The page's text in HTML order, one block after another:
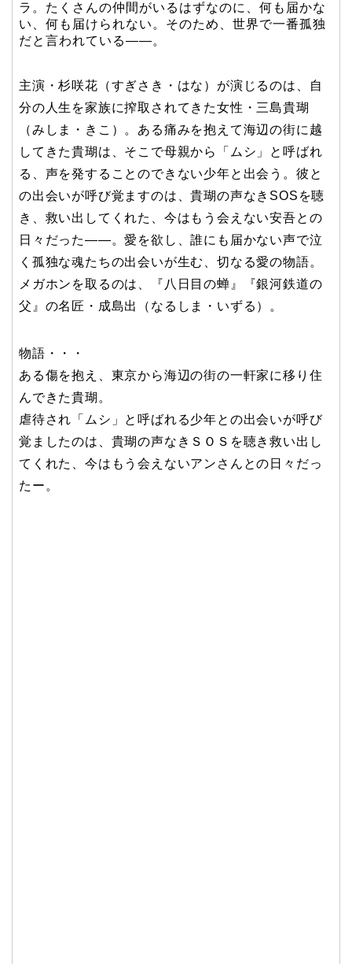
ラ。たくさんの仲間がいるはずなのに、何も届かな
い、何も届けられない。そのため、世界で一番孤独
だと言われている――。
主演・杉咲花（すぎさき・はな）が演じるのは、自
分の人生を家族に搾取されてきた女性・三島貴瑚
（みしま・きこ）。ある痛みを抱えて海辺の街に越
してきた貴瑚は、そこで母親から「ムシ」と呼ばれ
る、声を発することのできない少年と出会う。彼と
の出会いが呼び覚ますのは、貴瑚の声なきSOSを聴
き、救い出してくれた、今はもう会えない安吾との
日々だった――。愛を欲し、誰にも届かない声で泣
く孤独な魂たちの出会いが生む、切なる愛の物語。
メガホンを取るのは、『八日目の蝉』『銀河鉄道の
父』の名匠・成島出（なるしま・いずる）。
物語・・・
ある傷を抱え、東京から海辺の街の一軒家に移り住
んできた貴瑚。
虐待され「ムシ」と呼ばれる少年との出会いが呼び
覚ましたのは、貴瑚の声なきＳＯＳを聴き救い出し
てくれた、今はもう会えないアンさんとの日々だっ
たー。